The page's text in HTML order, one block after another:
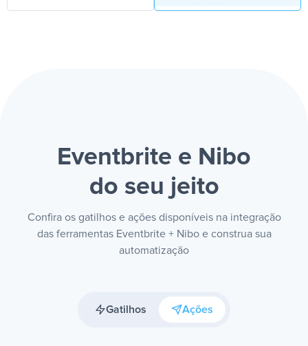
Eventbrite e Nibo
do seu jeito
Confira os gatilhos e ações disponíveis na integração
das ferramentas Eventbrite + Nibo e construa sua
automatização
Gatilhos Ações